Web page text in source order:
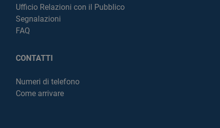
Ufficio Relazioni con il Pubblico
Segnalazioni
FAQ
CONTATTI
Numeri di telefono
Come arrivare